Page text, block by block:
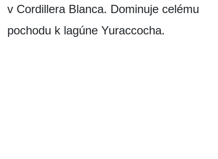
v Cordillera Blanca. Dominuje celému
pochodu k lagúne Yuraccocha.